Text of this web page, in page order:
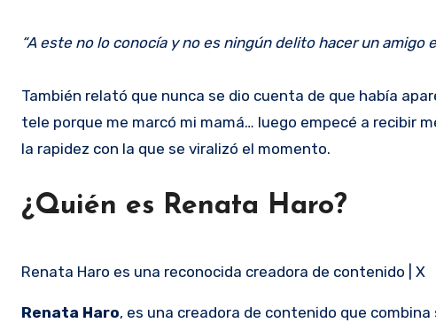
“A este no lo conocía y no es ningún delito hacer un amigo
También relató que nunca se dio cuenta de que había
tele porque me marcó mi mamá… luego empecé a recibir
la rapidez con la que se viralizó el momento.
¿Quién es Renata Haro?
Renata Haro es una reconocida creadora de contenido | X
Renata Haro, es una creadora de contenido que